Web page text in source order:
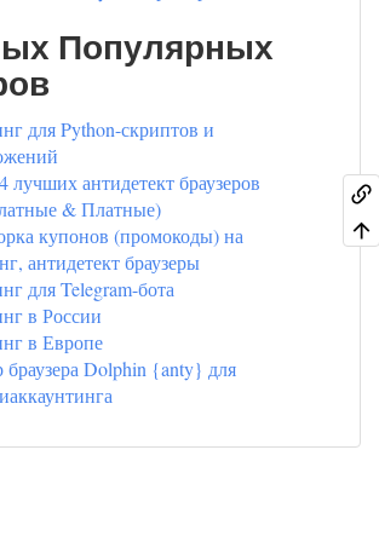
Популярных
для Python-скриптов и
антидетект браузеров
& Платные)
купонов (промокоды) на
антидетект браузеры
для Telegram-бота
в России
в Европе
браузера Dolphin {anty} для